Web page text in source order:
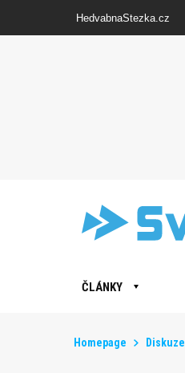
HedvabnaStezka.cz
ČLÁNKY
Homepage Diskuze